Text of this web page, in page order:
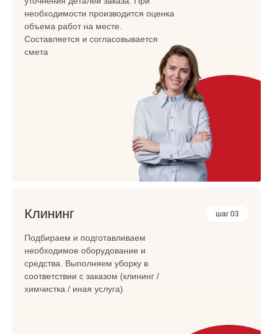
необходимости производится оценка
объема работ на месте.
Составляется и согласовывается
смета
шаг 03
Клининг
Подбираем и подготавливаем
необходимое оборудование и
средства. Выполняем уборку в
соответствии с заказом (клининг /
химчистка / иная услуга)